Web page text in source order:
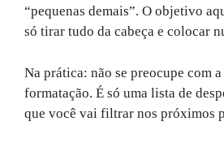
“pequenas demais”. O objetivo
só tirar tudo da cabeça e colocar
Na prática: não se preocupe com
formatação. É só uma lista de
que você vai filtrar nos próximos